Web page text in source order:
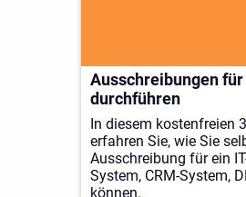
Ausschreibungen
durchführen
In diesem kostenfreien
erfahren Sie, wie Sie
Ausschreibung für ein
System, CRM-System,
können.